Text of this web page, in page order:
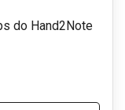
do Hand2Note